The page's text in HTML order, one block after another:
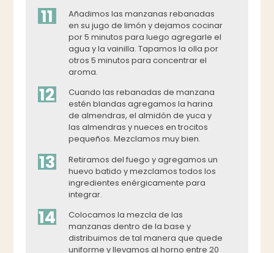
11
Añadimos las manzanas rebanadas
en su jugo de limón y dejamos cocinar
por 5 minutos para luego agregarle el
agua y la vainilla. Tapamos la olla por
otros 5 minutos para concentrar el
aroma.
12
Cuando las rebanadas de manzana
estén blandas agregamos la harina
de almendras, el almidón de yuca y
las almendras y nueces en trocitos
pequeños. Mezclamos muy bien.
13
Retiramos del fuego y agregamos un
huevo batido y mezclamos todos los
ingredientes enérgicamente para
integrar.
14
Colocamos la mezcla de las
manzanas dentro de la base y
distribuimos de tal manera que quede
uniforme y llevamos al horno entre 20